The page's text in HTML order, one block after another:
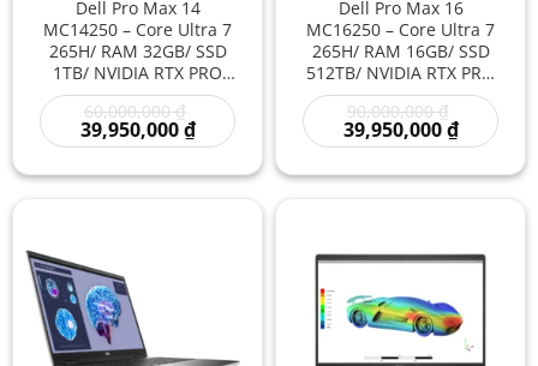
Dell Pro Max 14
MC14250 – Core Ultra 7
265H/ RAM 32GB/ SSD
1TB/ NVIDIA RTX PRO
1000 Blackwell/ 14 inch
– Laptop Workstation AI
Thế Hệ Mới Đồ Họa Kỹ
60,000,000₫
gốc
là:
39,950,000₫Giá
hiện
là:
Dell Pro Max 16
MC16250 – Core Ultra 7
265H/ RAM 16GB/ SSD
512TB/ NVIDIA RTX PRO
1000 Blackwell/ 16 inch
– Laptop Workstation AI
Đồ Họa 3D Kỹ Thuật Thế
Mạnh
90,000,000₫
gốc
là:
39,950,000₫Giá
hiện
là: